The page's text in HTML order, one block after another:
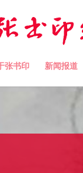
张书印 新闻报道